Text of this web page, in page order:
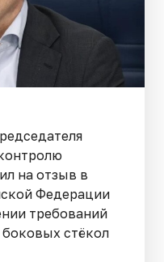
на отзыв в
Федерации
требований
стёкол